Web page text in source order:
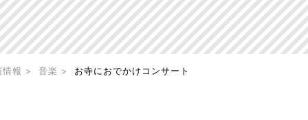
情報 音楽 お寺におでかけコンサート